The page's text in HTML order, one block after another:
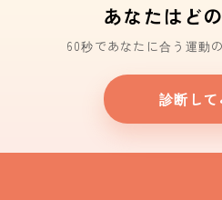
あなたはど
60秒であなたに合う運動
診断して